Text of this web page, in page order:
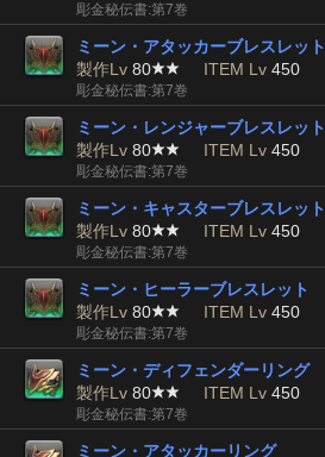
彫金秘伝書:第7巻
ミーン・アタッカーブレスレット
製作Lv 80 ITEM Lv 450
彫金秘伝書:第7巻
ミーン・レンジャーブレスレット
製作Lv 80 ITEM Lv 450
彫金秘伝書:第7巻
ミーン・キャスターブレスレット
製作Lv 80 ITEM Lv 450
彫金秘伝書:第7巻
ミーン・ヒーラーブレスレット
製作Lv 80 ITEM Lv 450
彫金秘伝書:第7巻
ミーン・ディフェンダーリング
製作Lv 80 ITEM Lv 450
彫金秘伝書:第7巻
ミーン・アタッカーリング